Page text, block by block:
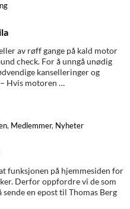
av røff gange på kald motor
check. For å unngå unødig
kanselleringer og
Hvis motoren …
, Medlemmer, Nyheter
funksjonen på hjemmesiden for
Derfor oppfordre vi de som
en epost til Thomas Berg